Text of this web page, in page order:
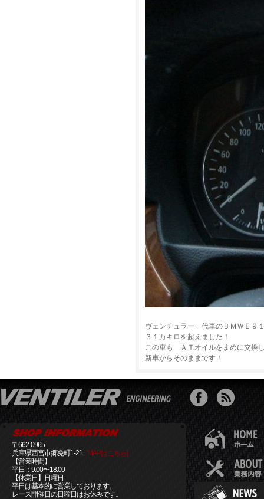
ヴェンチュラー 代車のＢＭＷＥ９
３１万キロを超えました！
この車も ＡＴオイルをまめに交換
新車からそのままです！
〒662-0965
兵庫県西宮市郷免町1-21 [MAPはこちら]
【営業時間】
平日：9:00〜18:00
【休業日】日曜日
平日は基本的に営業しております。
レース開催日の日曜日はお休みです。